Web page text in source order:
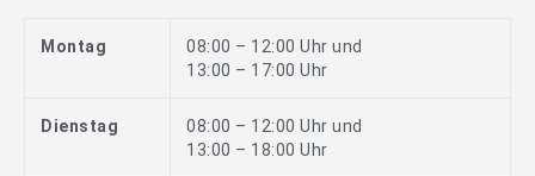
Montag
08:00 – 12:00 Uhr und
13:00 – 17:00 Uhr
Dienstag
08:00 – 12:00 Uhr und
13:00 – 18:00 Uhr